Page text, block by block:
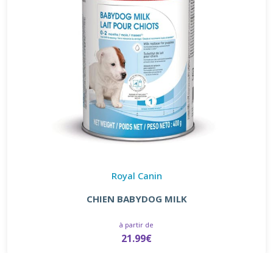
Royal Canin
CHIEN BABYDOG MILK
à partir de
21.99€